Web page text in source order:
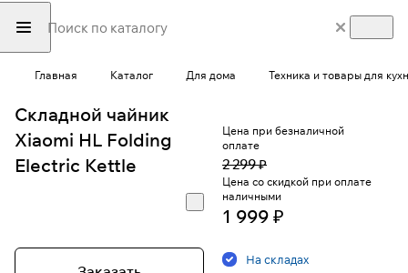
Главная Каталог Для дома Техника и товары для
Складной чайник
Xiaomi HL Folding
Electric Kettle
Цена при безналичной
оплате
2 299 ₽
Цена со скидкой при оплате
наличными
1 999 ₽
На складах